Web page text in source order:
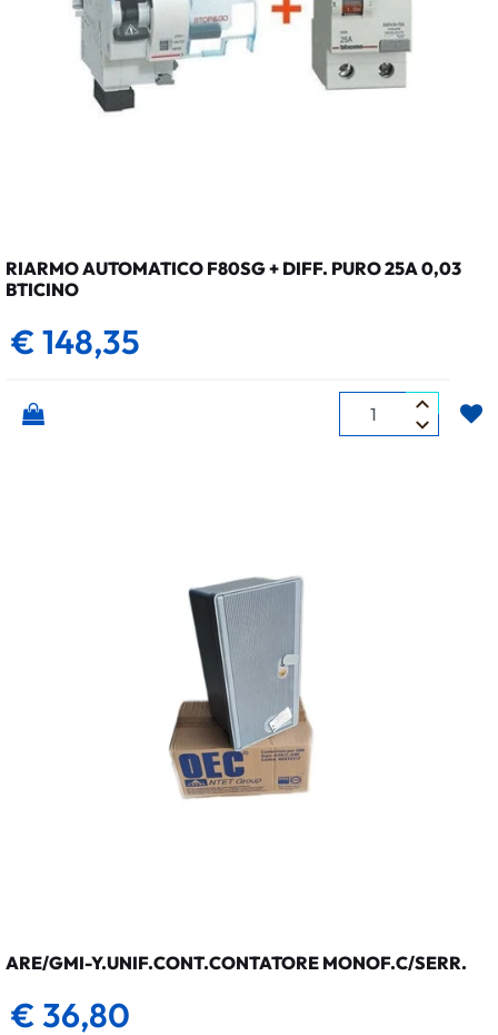
RIARMO AUTOMATICO F80SG + DIFF. PURO 25A 0,03
BTICINO
€ 148,35
Quantità
ARE/GMI-Y.UNIF.CONT.CONTATORE MONOF.C/SERR.
€ 36,80